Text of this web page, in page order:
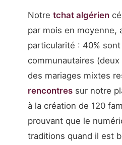
Notre tchat algérien
par mois en moyenne,
particularité : 40%
communautaires
des mariages mixtes
rencontres sur notre
à la création de 120
prouvant que le
traditions quand il est